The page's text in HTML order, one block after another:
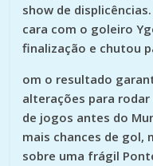
show de
cara com o goleiro
finalização e chutou
om o resultado
alterações para
de jogos antes do
mais chances de gol,
sobre uma frágil